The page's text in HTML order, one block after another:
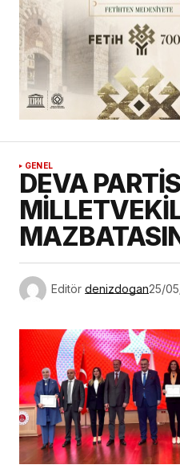
GENEL
DEVA
Editör denizdogan25/